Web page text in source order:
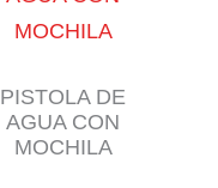
PISTOLA DE
AGUA CON
MOCHILA